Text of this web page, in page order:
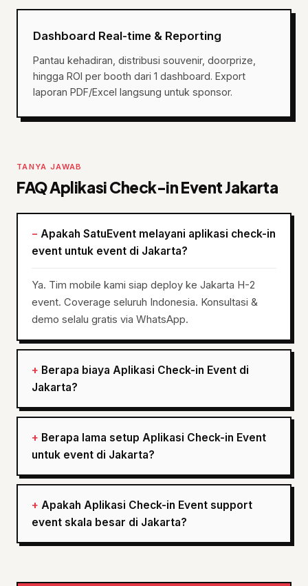
Dashboard Real-time & Reporting
Pantau kehadiran, distribusi souvenir, doorprize,
hingga ROI per booth dari 1 dashboard. Export
laporan PDF/Excel langsung untuk sponsor.
TANYA JAWAB
FAQ Aplikasi Check-in Event Jakarta
Apakah SatuEvent melayani aplikasi check-in
event untuk event di Jakarta?
Ya. Tim mobile kami siap deploy ke Jakarta H-2
event. Coverage seluruh Indonesia. Konsultasi &
demo selalu gratis via WhatsApp.
Berapa biaya Aplikasi Check-in Event di
Jakarta?
Berapa lama setup Aplikasi Check-in Event
untuk event di Jakarta?
Apakah Aplikasi Check-in Event support
event skala besar di Jakarta?